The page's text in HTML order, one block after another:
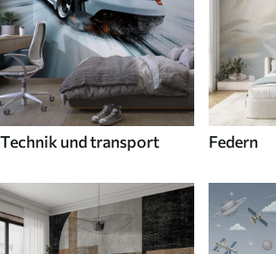
Technik und transport Federn